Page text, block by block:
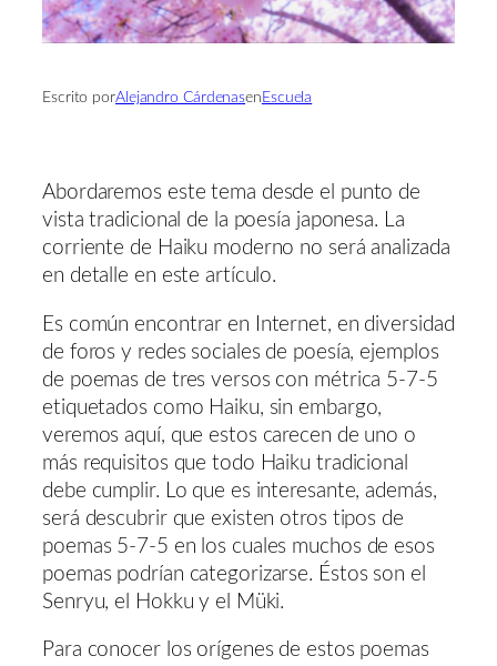
Escrito porAlejandro Cárdenasen Escuela
Abordaremos este tema desde el punto de
vista tradicional de la poesía japonesa. La
corriente de Haiku moderno no será analizada
en detalle en este artículo.
Es común encontrar en Internet, en diversidad
de foros y redes sociales de poesía, ejemplos
de poemas de tres versos con métrica 5-7-5
etiquetados como Haiku, sin embargo,
veremos aquí, que estos carecen de uno o
más requisitos que todo Haiku tradicional
debe cumplir. Lo que es interesante, además,
será descubrir que existen otros tipos de
poemas 5-7-5 en los cuales muchos de esos
poemas podrían categorizarse. Éstos son el
Senryu, el Hokku y el Müki.
Para conocer los orígenes de estos poemas